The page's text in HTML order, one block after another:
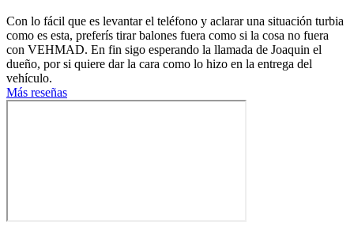
Con lo fácil que es levantar el teléfono y aclarar una situación turbia
como es esta, preferís tirar balones fuera como si la cosa no fuera
con VEHMAD. En fin sigo esperando la llamada de Joaquin el
dueño, por si quiere dar la cara como lo hizo en la entrega del
vehículo.
Más reseñas